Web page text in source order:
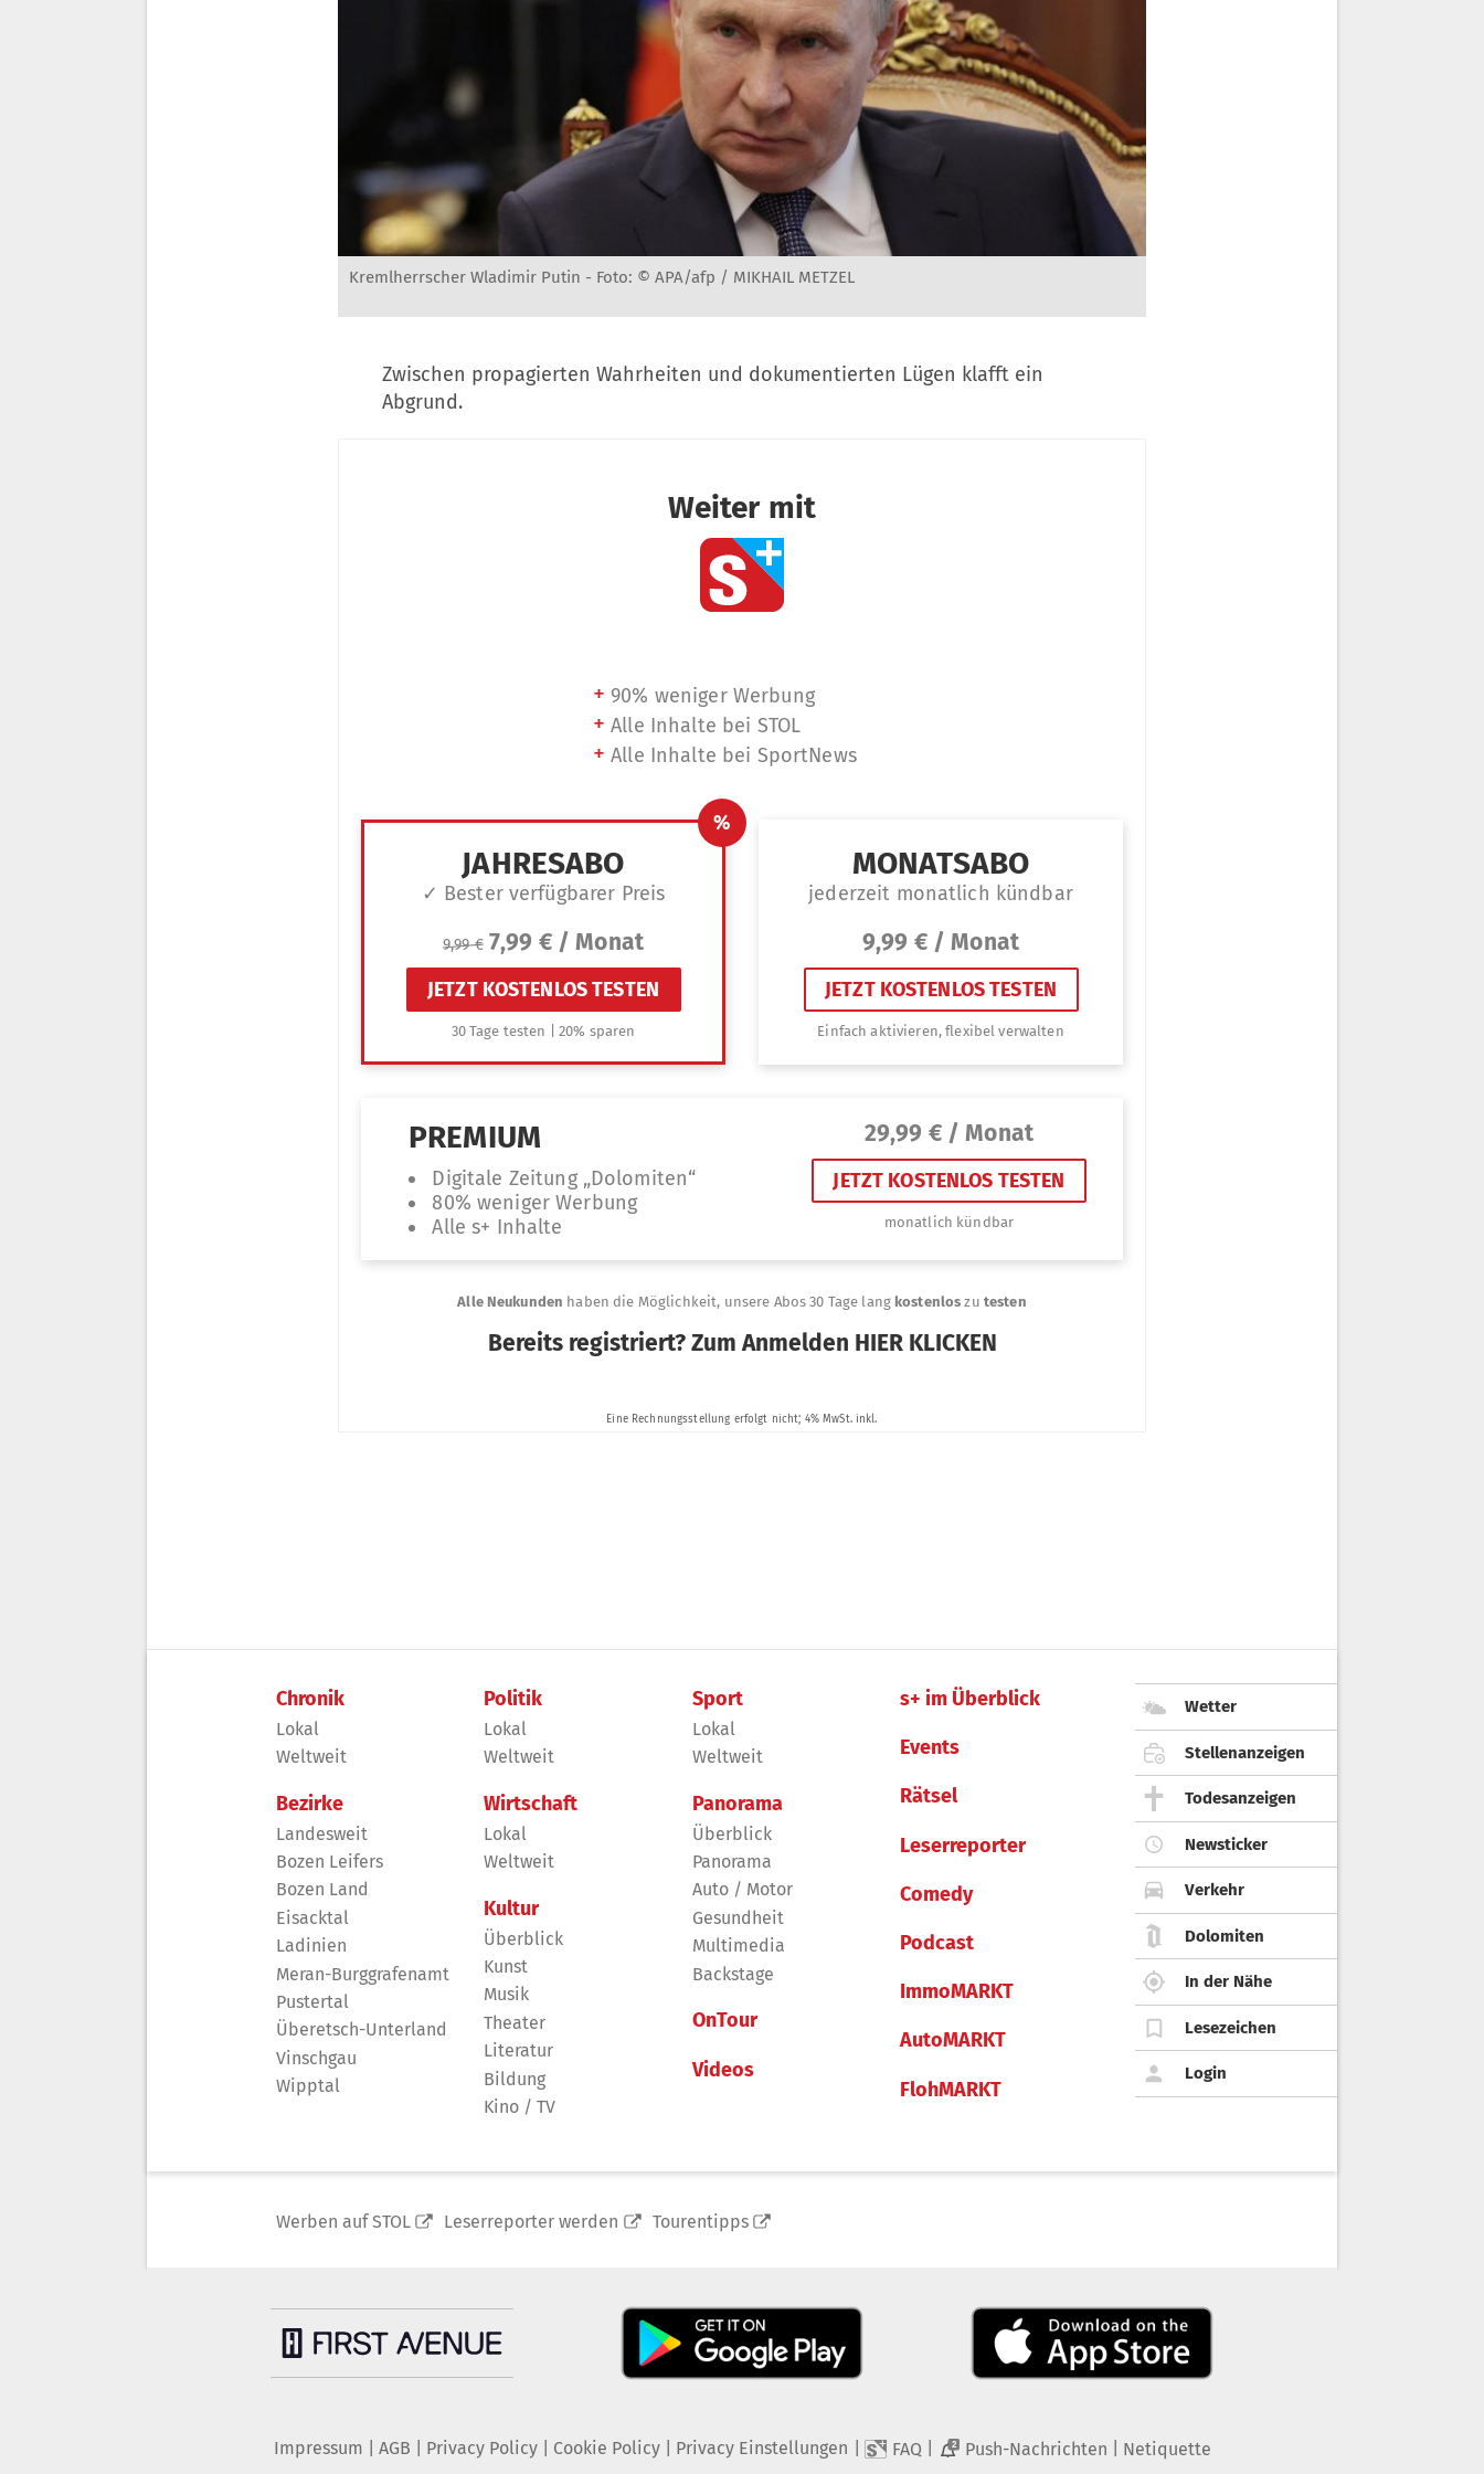
Kremlherrscher Wladimir Putin - Foto: © APA/afp / MIKHAIL METZEL
Zwischen propagierten Wahrheiten und dokumentierten Lügen klafft ein
Abgrund.
Chronik
Lokal
Weltweit
Bezirke
Landesweit
Bozen Leifers
Bozen Land
Eisacktal
Ladinien
Meran-Burggrafenamt
Pustertal
Überetsch-Unterland
Vinschgau
Wipptal
Politik
Lokal
Weltweit
Wirtschaft
Lokal
Weltweit
Kultur
Überblick
Kunst
Musik
Theater
Literatur
Bildung
Kino / TV
Sport
Lokal
Weltweit
Panorama
Überblick
Panorama
Auto / Motor
Gesundheit
Multimedia
Backstage
OnTour
Videos
s+ im Überblick
Events
Rätsel
Leserreporter
Comedy
Podcast
ImmoMARKT
AutoMARKT
FlohMARKT
Wetter
Stellenanzeigen
Todesanzeigen
Newsticker
Verkehr
Dolomiten
In der Nähe
Lesezeichen
Login
Werben auf STOL Leserreporter werden Tourentipps
Impressum AGB Privacy Policy| Cookie Policy| Privacy Einstellungen FAQ 2 Push-Nachrichten Netiquette